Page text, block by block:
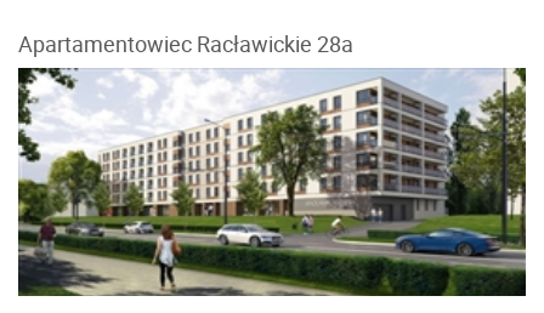
Apartamentowiec Racławickie 28a